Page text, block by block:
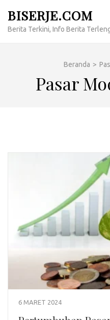
konten
BISERJE.COM
Berita Terkini, Info Berita
Beranda >
Pasar
6 MARET 2024